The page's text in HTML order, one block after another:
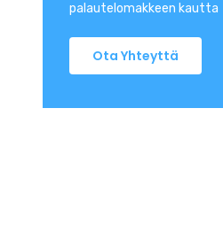
palautelomakkeen kautta
Ota Yhteyttä